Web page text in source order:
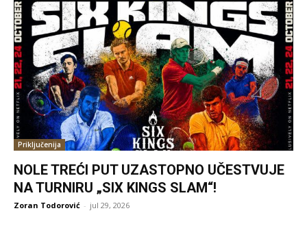
Priključenija
NOLE TREĆI PUT UZASTOPNO UČESTVUJE
NA TURNIRU „SIX KINGS SLAM“!
Zoran Todorović - jul 29, 2026